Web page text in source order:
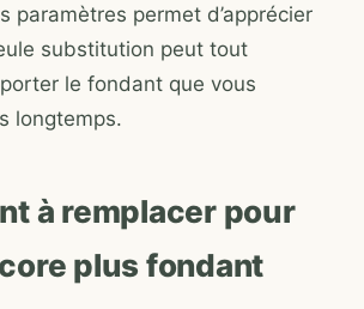
paramètres permet d’apprécier
substitution peut tout
le fondant que vous
longtemps.
à remplacer pour
plus fondant